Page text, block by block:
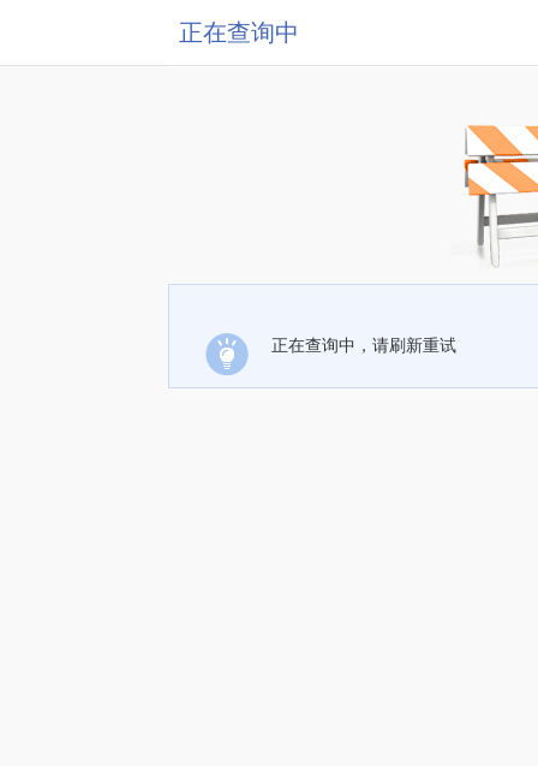
正在查询中
正在查询中，请刷新重试